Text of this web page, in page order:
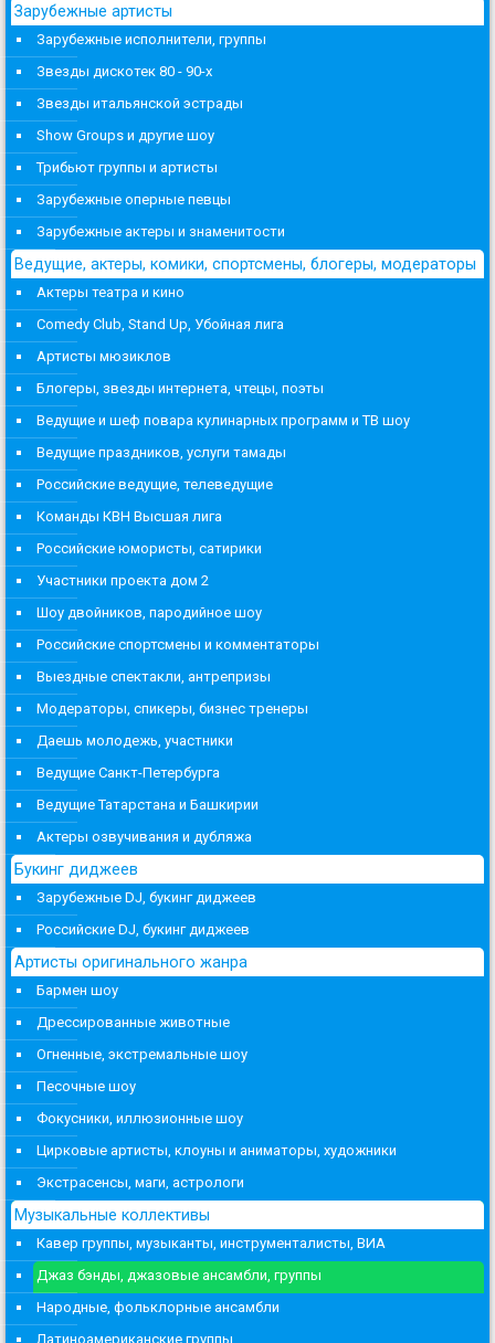
Зарубежные артисты
Зарубежные исполнители, группы
Звезды дискотек 80 - 90-х
Звезды итальянской эстрады
Show Groups и другие шоу
Трибьют группы и артисты
Зарубежные оперные певцы
Зарубежные актеры и знаменитости
Ведущие, актеры, комики, спортсмены, блогеры, модераторы
Актеры театра и кино
Comedy Club, Stand Up, Убойная лига
Артисты мюзиклов
Блогеры, звезды интернета, чтецы, поэты
Ведущие и шеф повара кулинарных программ и ТВ шоу
Ведущие праздников, услуги тамады
Российские ведущие, телеведущие
Команды КВН Высшая лига
Российские юмористы, сатирики
Участники проекта дом 2
Шоу двойников, пародийное шоу
Российские спортсмены и комментаторы
Выездные спектакли, антрепризы
Модераторы, спикеры, бизнес тренеры
Даешь молодежь, участники
Ведущие Санкт-Петербурга
Ведущие Татарстана и Башкирии
Актеры озвучивания и дубляжа
Букинг диджеев
Зарубежные DJ, букинг диджеев
Российские DJ, букинг диджеев
Артисты оригинального жанра
Бармен шоу
Дрессированные животные
Огненные, экстремальные шоу
Песочные шоу
Фокусники, иллюзионные шоу
Цирковые артисты, клоуны и аниматоры, художники
Экстрасенсы, маги, астрологи
Музыкальные коллективы
Кавер группы, музыканты, инструменталисты, ВИА
Джаз бэнды, джазовые ансамбли, группы
Народные, фольклорные ансамбли
Латиноамериканские группы